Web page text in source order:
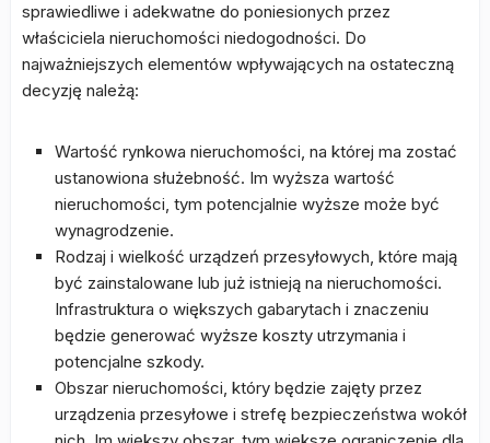
sprawiedliwe i adekwatne do poniesionych przez
właściciela nieruchomości niedogodności. Do
najważniejszych elementów wpływających na ostateczną
decyzję należą:
Wartość rynkowa nieruchomości, na której ma zostać
ustanowiona służebność. Im wyższa wartość
nieruchomości, tym potencjalnie wyższe może być
wynagrodzenie.
Rodzaj i wielkość urządzeń przesyłowych, które mają
być zainstalowane lub już istnieją na nieruchomości.
Infrastruktura o większych gabarytach i znaczeniu
będzie generować wyższe koszty utrzymania i
potencjalne szkody.
Obszar nieruchomości, który będzie zajęty przez
urządzenia przesyłowe i strefę bezpieczeństwa wokół